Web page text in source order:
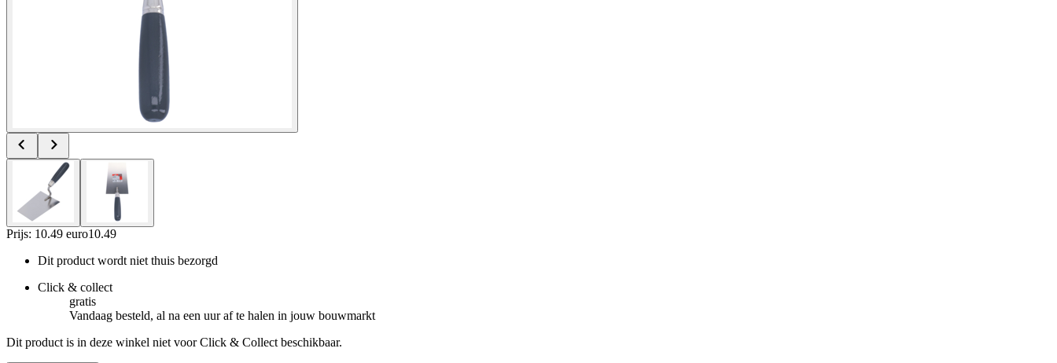
Prijs: 10.49 euro10.49
Dit product wordt niet thuis bezorgd
Click & collect
gratis
Vandaag besteld, al na een uur af te halen in jouw bouwmarkt
Dit product is in deze winkel niet voor Click & Collect beschikbaar.